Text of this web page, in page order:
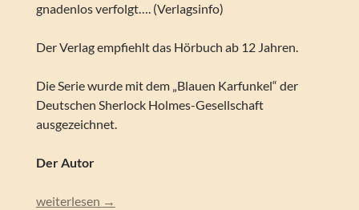
gnadenlos verfolgt…. (Verlagsinfo)
Der Verlag empfiehlt das Hörbuch ab 12 Jahren.
Die Serie wurde mit dem „Blauen Karfunkel“ der
Deutschen Sherlock Holmes-Gesellschaft
ausgezeichnet.
Der Autor
Arthur Conan Doyle – Der Hund der Baskervilles (Sherlock
weiterlesen →